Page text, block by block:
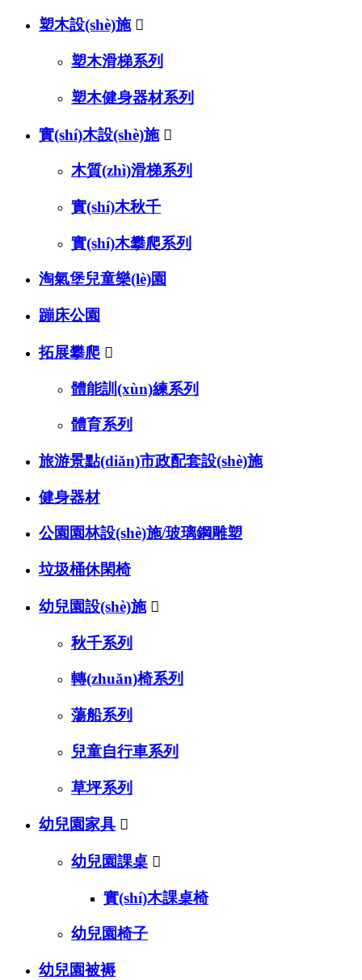
塑木設(shè)施 
塑木滑梯系列
塑木健身器材系列
實(shí)木設(shè)施 
木質(zhì)滑梯系列
實(shí)木秋千
實(shí)木攀爬系列
淘氣堡兒童樂(lè)園
蹦床公園
拓展攀爬 
體能訓(xùn)練系列
體育系列
旅游景點(diǎn)市政配套設(shè)施
健身器材
公園園林設(shè)施/玻璃鋼雕塑
垃圾桶休閑椅
幼兒園設(shè)施 
秋千系列
轉(zhuǎn)椅系列
蕩船系列
兒童自行車系列
草坪系列
幼兒園家具 
幼兒園課桌 
實(shí)木課桌椅
幼兒園椅子
幼兒園被褥